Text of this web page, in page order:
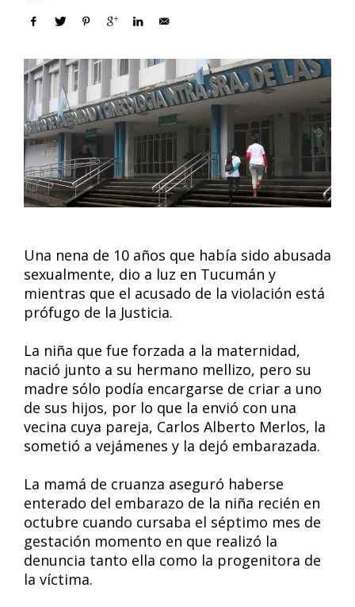
Una nena de 10 años que había sido abusada
sexualmente, dio a luz en Tucumán y
mientras que el acusado de la violación está
prófugo de la Justicia.
La niña que fue forzada a la maternidad,
nació junto a su hermano mellizo, pero su
madre sólo podía encargarse de criar a uno
de sus hijos, por lo que la envió con una
vecina cuya pareja, Carlos Alberto Merlos, la
sometió a vejámenes y la dejó embarazada.
La mamá de cruanza aseguró haberse
enterado del embarazo de la niña recién en
octubre cuando cursaba el séptimo mes de
gestación momento en que realizó la
denuncia tanto ella como la progenitora de
la víctima.